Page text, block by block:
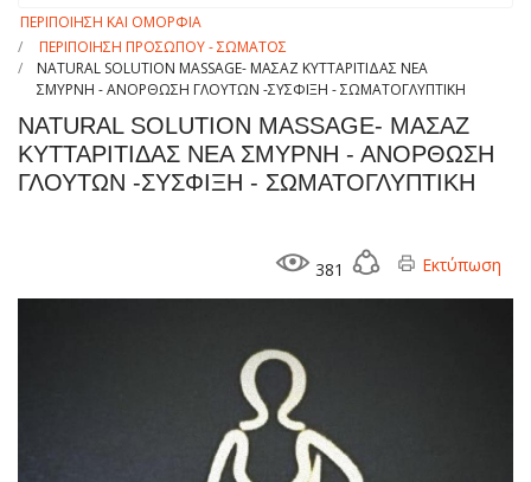
ΠΕΡΙΠΟΙΗΣΗ ΚΑΙ ΟΜΟΡΦΙΑ
ΠΕΡΙΠΟΙΗΣΗ ΠΡΟΣΩΠΟΥ - ΣΩΜΑΤΟΣ
NATURAL SOLUTION MASSAGE- ΜΑΣΑΖ ΚΥΤΤΑΡΙΤΙΔΑΣ ΝΕΑ
ΣΜΥΡΝΗ - ΑΝΟΡΘΩΣΗ ΓΛΟΥΤΩΝ -ΣΥΣΦΙΞΗ - ΣΩΜΑΤΟΓΛΥΠΤΙΚΗ
NATURAL SOLUTION MASSAGE- ΜΑΣΑΖ
ΚΥΤΤΑΡΙΤΙΔΑΣ ΝΕΑ ΣΜΥΡΝΗ - ΑΝΟΡΘΩΣΗ
ΓΛΟΥΤΩΝ -ΣΥΣΦΙΞΗ - ΣΩΜΑΤΟΓΛΥΠΤΙΚΗ
381 Εκτύπωση